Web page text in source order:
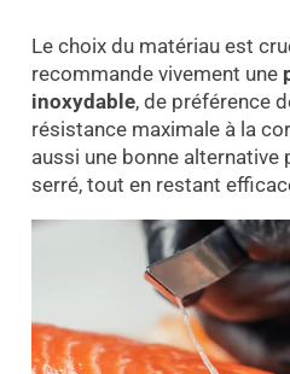
Le choix du matériau est
recommande vivement une
inoxydable, de préférence
résistance maximale à la
aussi une bonne alternative
serré, tout en restant